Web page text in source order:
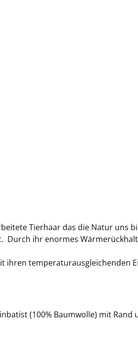
Tierhaar das die Natur uns
ihr enormes
ihren temperaturausgleichenden
(100% Baumwolle) mit